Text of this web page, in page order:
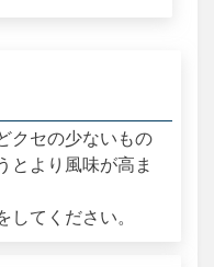
クセの少ないもの
とより風味が高ま
てください。